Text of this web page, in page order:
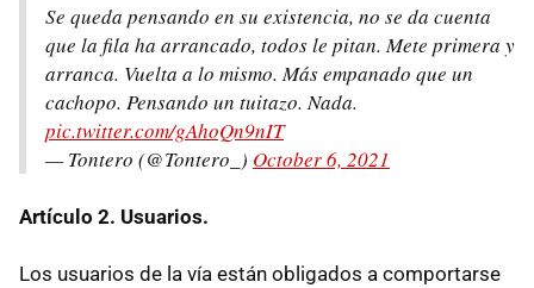
Se queda pensando en su existencia, no se da cuenta
que la fila ha arrancado, todos le pitan. Mete primera y
arranca. Vuelta a lo mismo. Más empanado que un
cachopo. Pensando un tuitazo. Nada.
pic.twitter.com/gAhoQn9nIT
— Tontero (@Tontero_) October 6, 2021
Artículo 2. Usuarios.
Los usuarios de la vía están obligados a comportarse